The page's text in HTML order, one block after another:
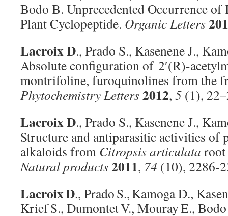
Bodo B. Unprecedented Occurrence
Plant Cyclopeptide. Organic Letters
Lacroix D., Prado S., Kasenene J.,
Absolute configuration of 2′(R)-
montrifoline, furoquinolines from the
Phytochemistry Letters2012, 5 (1),
Lacroix D., Prado S., Kasenene J.,
Structure and antiparasitic activities of
alkaloids from Citropsis articulata
Natural products2011, 74 (10), 2286-
LacroixD., PradoS.,Kamoga D.,
KriefS., DumontetV., MourayE.,